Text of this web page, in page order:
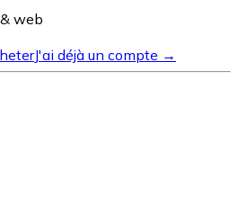
web
J'ai déjà un compte →